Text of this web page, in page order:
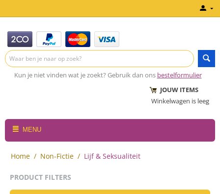
Kun je niet vinden wat je zoekt? Gebruik dan ons bestelformulier
JOUW ITEMS
Winkelwagen is leeg
MENU
Home / Non-Fictie / Lijf & Seksualiteit
PRODUCT FILTERS